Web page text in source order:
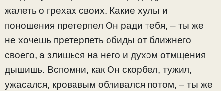
жалеть о грехах своих. Какие хулы и
поношения претерпел Он ради тебя, – ты же
не хочешь претерпеть обиды от ближнего
своего, а злишься на него и духом отмщения
дышишь. Вспомни, как Он скорбел, тужил,
ужасался, кровавым обливался потом, – ты же